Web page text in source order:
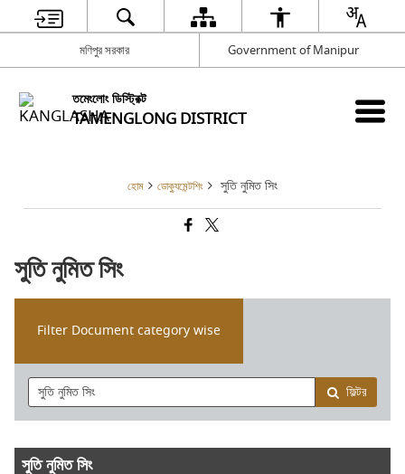
মণিপুর সরকার Government of Manipur
তমেংলোং ডিস্ট্রিক্ট
TAMENGLONG DISTRICT
হোম ডোক্যুমেন্টশিং সুতি নুমিত সিং
সুতি নুমিত সিং
Filter Document category wise
ফিল্টর
সুতি নুমিত সিং